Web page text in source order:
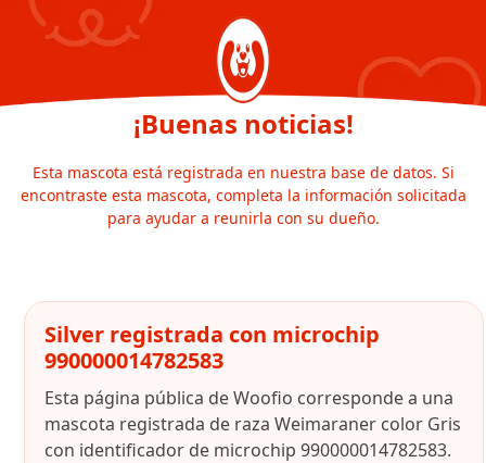
¡Buenas noticias!
Esta mascota está registrada en nuestra base de datos. Si
encontraste esta mascota, completa la información solicitada
para ayudar a reunirla con su dueño.
Silver registrada con microchip
990000014782583
Esta página pública de Woofio corresponde a una
mascota registrada de raza Weimaraner color Gris
con identificador de microchip 990000014782583.